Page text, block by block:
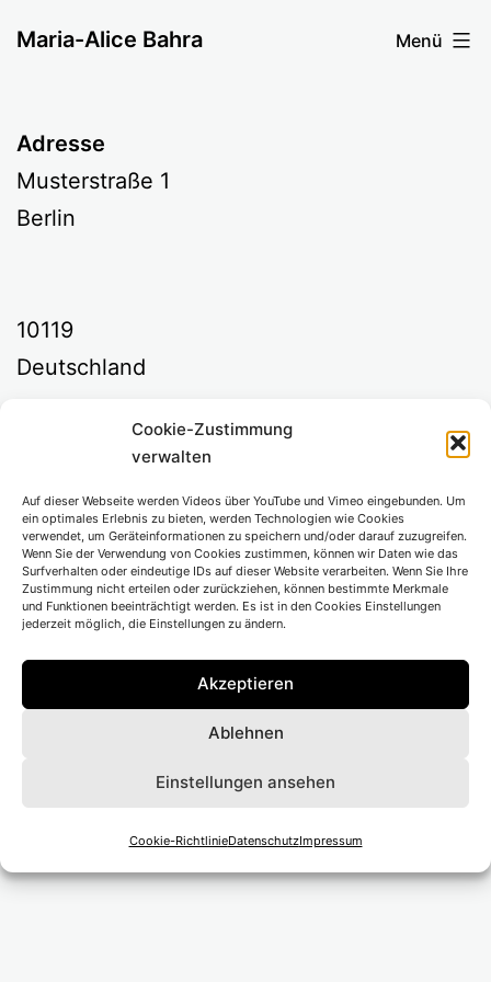
Cookie-Zustimmung
verwalten
Auf dieser Webseite werden Videos über YouTube und Vimeo eingebunden. Um
ein optimales Erlebnis zu bieten, werden Technologien wie Cookies
verwendet, um Geräteinformationen zu speichern und/oder darauf zuzugreifen.
Wenn Sie der Verwendung von Cookies zustimmen, können wir Daten wie das
Surfverhalten oder eindeutige IDs auf dieser Website verarbeiten. Wenn Sie Ihre
Zustimmung nicht erteilen oder zurückziehen, können bestimmte Merkmale
und Funktionen beeinträchtigt werden. Es ist in den Cookies Einstellungen
jederzeit möglich, die Einstellungen zu ändern.
Akzeptieren
Ablehnen
Einstellungen ansehen
Cookie-RichtlinieDatenschutzImpressum
Inhalt
Maria-Alice Bahra Menü
Adresse
Musterstraße 1
Berlin
10119
Deutschland
Kommende Veranstaltungen
Ort</li>
Beitragsnavigation
Vorheriger Beitrag
Düsseldorfer Schauspielhaus
Nächster Beitrag